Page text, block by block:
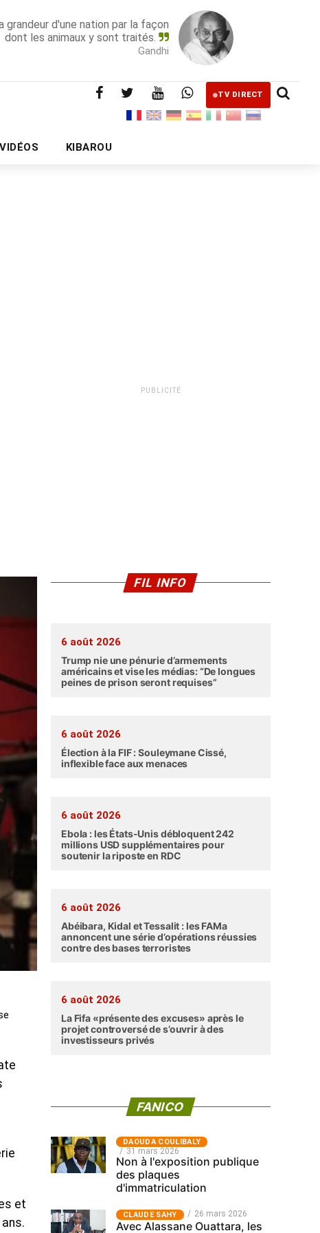
grandeur d'une nation par la façon
dont les animaux y sont traités.
Gandhi
TV DIRECT
VIDÉOS KIBAROU
et
PUBLICITÉ
FIL INFO
6 août 2026
Trump nie une pénurie d’armements
américains et vise les médias: “De longues
peines de prison seront requises”
6 août 2026
Élection à la FIF : Souleymane Cissé,
inflexible face aux menaces
6 août 2026
Ebola : les États-Unis débloquent 242
millions USD supplémentaires pour
soutenir la riposte en RDC
6 août 2026
Abéibara, Kidal et Tessalit : les FAMa
annoncent une série d’opérations réussies
contre des bases terroristes
6 août 2026
La Fifa «présente des excuses» après le
projet controversé de s’ouvrir à des
investisseurs privés
FANICO
‎DAOUDA COULIBALY
31 mars 2026
Non à l'exposition publique
des plaques
d'immatriculation
CLAUDE SAHY 26 mars 2026
Avec Alassane Ouattara, les